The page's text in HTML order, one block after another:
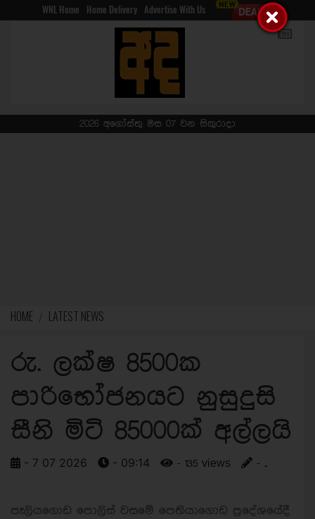
WNL Home Home Delivery Advertise With Us
2026 අගෝස්තු මස 07 වන සිකුරාදා
HOME LATEST NEWS
රු. ලක්ෂ 8500ක
පාරිභෝජනයට නුසුදුසි
සීනි මිටි 85000ක් අල්ලයි
- 7 07 2026 - 09:14 - 135 views - ..
පෑලියගොඩ පොලිස් වසමේ පෙතියාගොඩ ප්‍රදේශයේදී